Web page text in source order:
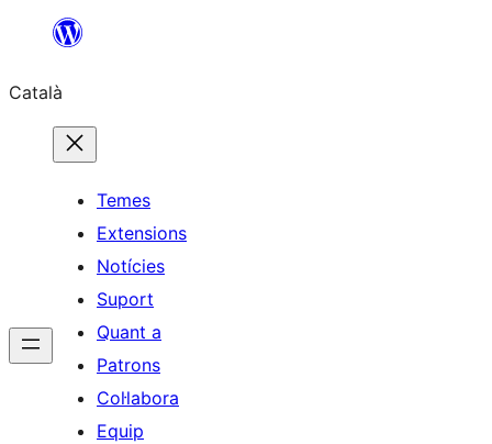
contingut
Català
Temes
Extensions
Notícies
Suport
Quant a
Patrons
Col·labora
Equip